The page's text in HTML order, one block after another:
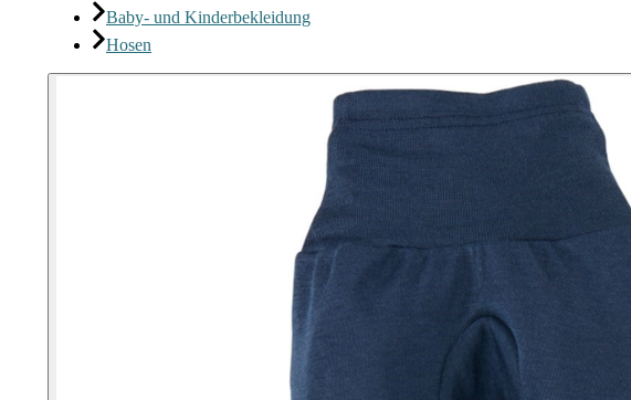
Baby- und Kinderbekleidung
Hosen